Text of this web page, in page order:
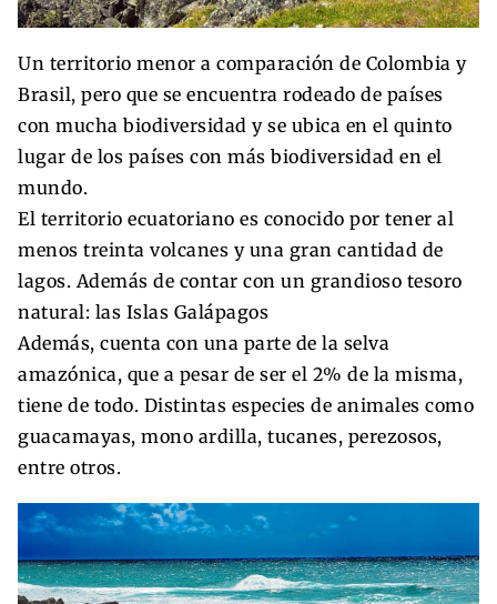
Un territorio menor a comparación de Colombia y
Brasil, pero que se encuentra rodeado de países
con mucha biodiversidad y se ubica en el quinto
lugar de los países con más biodiversidad en el
mundo.
El territorio ecuatoriano es conocido por tener al
menos treinta volcanes y una gran cantidad de
lagos. Además de contar con un grandioso tesoro
natural: las Islas Galápagos
Además, cuenta con una parte de la selva
amazónica, que a pesar de ser el 2% de la misma,
tiene de todo. Distintas especies de animales como
guacamayas, mono ardilla, tucanes, perezosos,
entre otros.